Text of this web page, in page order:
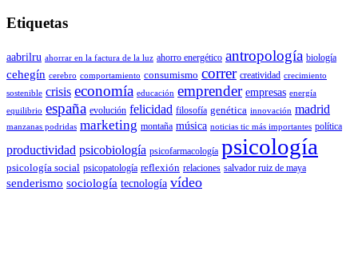
Etiquetas
aabrilru ahorrar en la factura de la luz ahorro energético antropología biología
cehegín cerebro comportamiento consumismo correr creatividad crecimiento
sostenible crisis economía educación emprender empresas energía
equilibrio españa evolución felicidad filosofía genética innovación madrid
manzanas podridas marketing montaña música noticias tic más importantes política
productividad psicobiología psicofarmacología psicología
psicología social psicopatología reflexión relaciones salvador ruiz de maya
senderismo sociología tecnología vídeo